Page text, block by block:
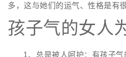
多，这与她们的运气、性格是有
孩子气的女人
1、总是被人呵护：有孩子